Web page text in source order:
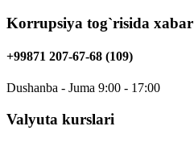
Korrupsiya tog`risida xabar
+99871 207-67-68 (109)
Dushanba - Juma 9:00 - 17:00
Valyuta kurslari